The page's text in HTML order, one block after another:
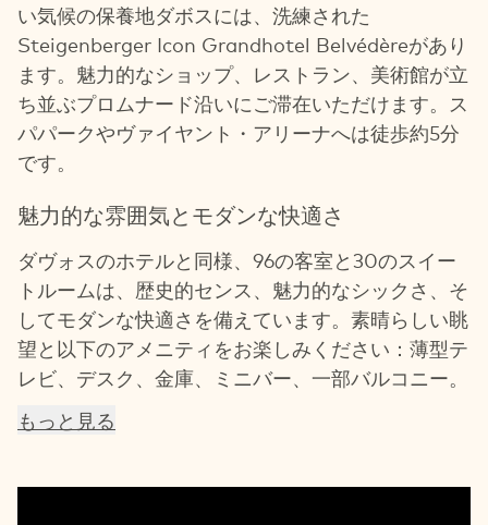
い気候の保養地ダボスには、洗練された
Steigenberger Icon Grandhotel Belvédèreがあり
ます。魅力的なショップ、レストラン、美術館が立
ち並ぶプロムナード沿いにご滞在いただけます。ス
パパークやヴァイヤント・アリーナへは徒歩約5分
です。
魅力的な雰囲気とモダンな快適さ
ダヴォスのホテルと同様、96の客室と30のスイー
トルームは、歴史的センス、魅力的なシックさ、そ
してモダンな快適さを備えています。素晴らしい眺
望と以下のアメニティをお楽しみください：薄型テ
レビ、デスク、金庫、ミニバー、一部バルコニー。
もっと見る